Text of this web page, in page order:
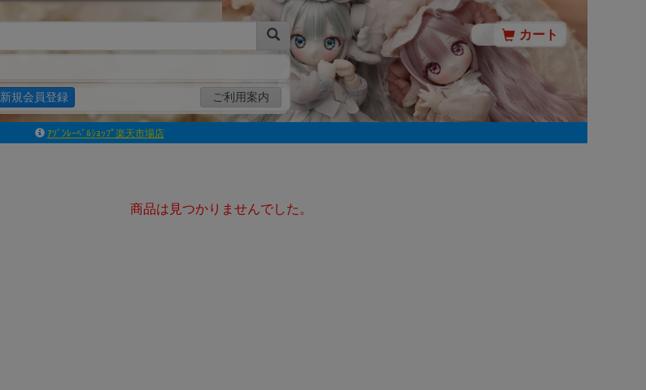
新規会員登録 ご利用案内
カート
ｱｿﾞﾝﾚｰﾍﾞﾙｼｮｯﾌﾟ楽天市場店
よくあるご質問（Q&A）商品は見つかりませんでした。